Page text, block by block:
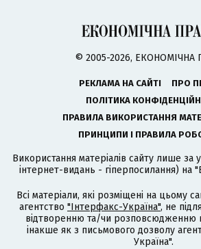
© 2005-2026, ЕКОНОМІЧНА
РЕКЛАМА НА САЙТІ
ПРО
ПОЛІТИКА
ПРАВИЛА ВИКОРИСТАННЯ
ПРИНЦИПИ І ПРАВИЛА
Використання матеріалів сайту лише за
інтернет-видань - гіперпосилання) на
Всі матеріали, які розміщені на цьому
агентство "Інтерфакс-Україна", не
відтворенню та/чи розповсюдженню
інакше як з письмового дозволу
Україна".